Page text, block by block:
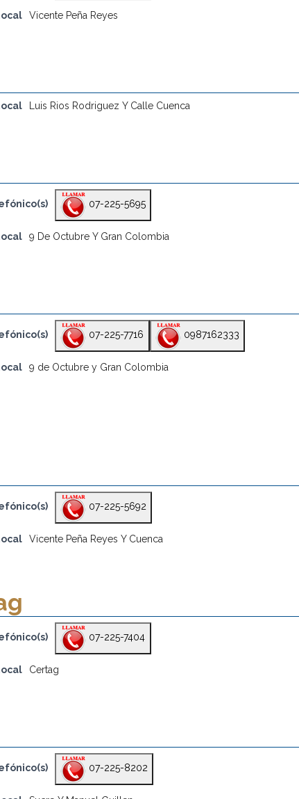
Vicente Peña Reyes
Luis Rios Rodriguez Y Calle Cuenca
07-225-5695
9 De Octubre Y Gran Colombia
07-225-7716 0987162333
9 de Octubre y Gran Colombia
07-225-5692
Vicente Peña Reyes Y Cuenca
07-225-7404
Certag
07-225-8202